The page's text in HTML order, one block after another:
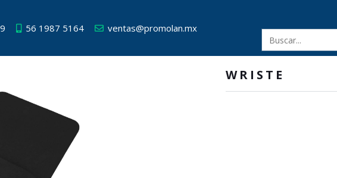
56 1987 5164 ventas@promolan.mx
WRISTE